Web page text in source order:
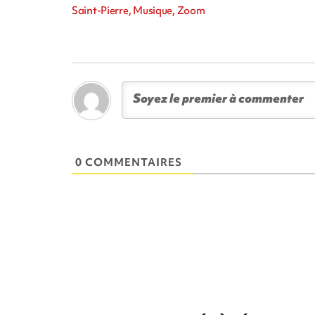
Saint-Pierre, Musique, Zoom
0 COMMENTAIRES